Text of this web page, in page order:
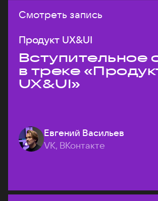
Смотреть запись
Продукт UX&UI
Вступительное
в треке
UX&UI»
Евгений Васильев
VK, ВКонтакте